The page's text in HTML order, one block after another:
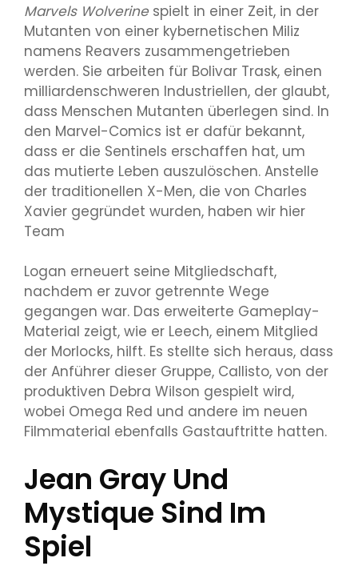
Marvels Wolverinespielt in einer Zeit, in der
Mutanten von einer kybernetischen Miliz
namens Reavers zusammengetrieben
werden. Sie arbeiten für Bolivar Trask, einen
milliardenschweren Industriellen, der glaubt,
dass Menschen Mutanten überlegen sind. In
den Marvel-Comics ist er dafür bekannt,
dass er die Sentinels erschaffen hat, um
das mutierte Leben auszulöschen. Anstelle
der traditionellen X-Men, die von Charles
Xavier gegründet wurden, haben wir hier
Team
Logan erneuert seine Mitgliedschaft,
nachdem er zuvor getrennte Wege
gegangen war. Das erweiterte Gameplay-
Material zeigt, wie er Leech, einem Mitglied
der Morlocks, hilft. Es stellte sich heraus, dass
der Anführer dieser Gruppe, Callisto, von der
produktiven Debra Wilson gespielt wird,
wobei Omega Red und andere im neuen
Filmmaterial ebenfalls Gastauftritte hatten.
Jean Gray Und
Mystique Sind Im
Spiel